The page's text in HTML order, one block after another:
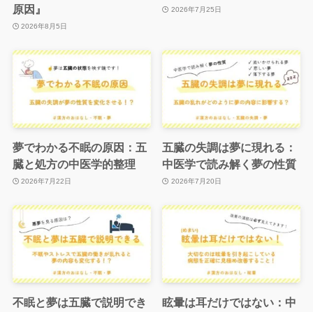
原因』
2026年8月5日
2026年7月25日
夢でわかる不眠の原因：五
臓と処方の中医学的整理
2026年7月22日
五臓の失調は夢に現れる：
中医学で読み解く夢の性質
2026年7月20日
不眠と夢は五臓で説明でき
眩暈は耳だけではない：中